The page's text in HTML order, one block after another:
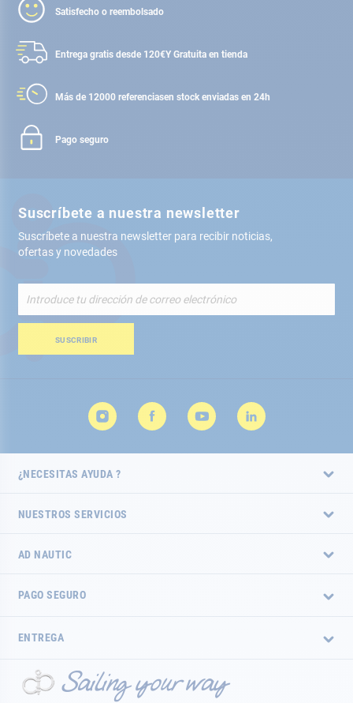
Satisfecho o reembolsado
Entrega gratis desde 120€Y Gratuita en tienda
Más de 12000 referenciasen stock enviadas en 24h
Pago seguro
Suscríbete a nuestra newsletter
Suscríbete a nuestra newsletter para recibir noticias,
ofertas y novedades
nuestro
de
SUSCRIBIR
¿NECESITAS AYUDA ?
NUESTROS SERVICIOS
AD NAUTIC
PAGO SEGURO
ENTREGA